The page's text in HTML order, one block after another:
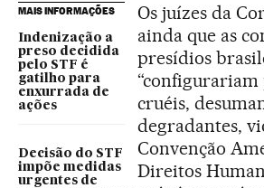
MAIS INFORMAÇÕES
Indenização a
preso decidida
pelo STF é
gatilho para
enxurrada de
ações
Decisão do STF
impõe medidas
urgentes de
Os juízes da
ainda que as
presídios
“configurariam
cruéis,
degradantes,
Convenção
Direitos